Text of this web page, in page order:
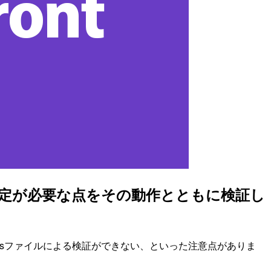
必要な点をその動作とともに検証し
ァイルによる検証ができない、といった注意点がありま